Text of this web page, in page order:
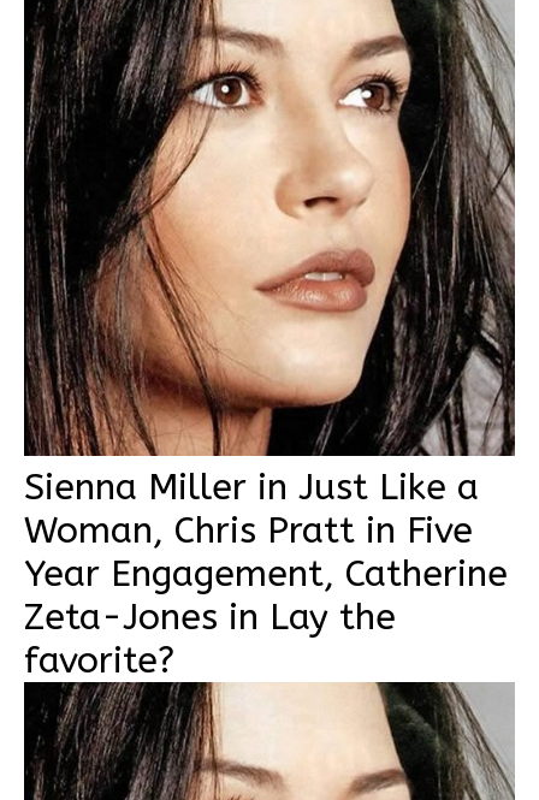
Sienna Miller in Just Like a
Woman, Chris Pratt in Five
Year Engagement, Catherine
Zeta-Jones in Lay the
favorite?